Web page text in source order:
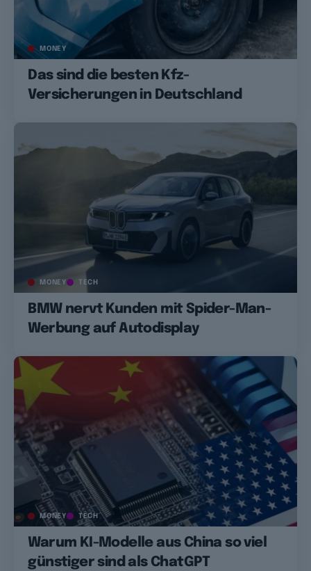
MONEY
Das sind die besten Kfz-
Versicherungen in Deutschland
MONEY TECH
BMW nervt Kunden mit Spider-Man-
Werbung auf Autodisplay
MONEY TECH
Warum KI-Modelle aus China so viel
günstiger sind als ChatGPT